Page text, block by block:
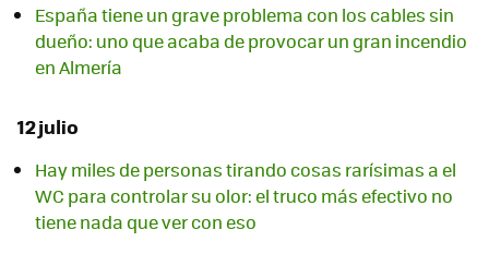
España tiene un grave problema con los cables sin
dueño: uno que acaba de provocar un gran incendio
en Almería
12 julio
Hay miles de personas tirando cosas rarísimas a el
WC para controlar su olor: el truco más efectivo no
tiene nada que ver con eso